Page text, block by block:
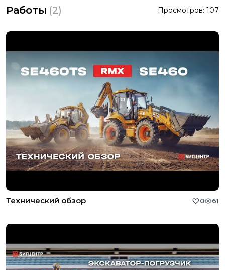
Работы (2) Просмотров: 107
Технический обзор 0 61